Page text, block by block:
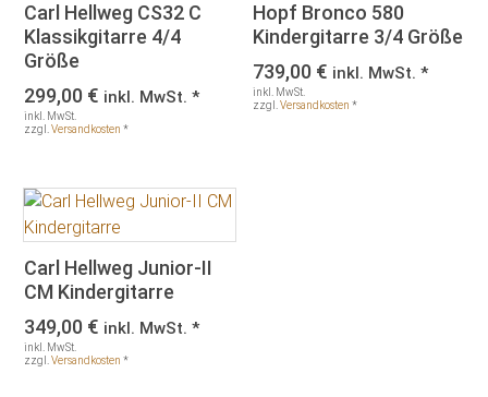
Carl Hellweg CS32 C
Klassikgitarre 4/4
Größe
299,00 € inkl. MwSt. *
inkl. MwSt.
zzgl.Versandkosten *
Hopf Bronco 580
Kindergitarre 3/4 Größe
739,00 € inkl. MwSt. *
inkl. MwSt.
zzgl.Versandkosten *
Carl Hellweg Junior-II
CM Kindergitarre
349,00 € inkl. MwSt. *
inkl. MwSt.
zzgl.Versandkosten *